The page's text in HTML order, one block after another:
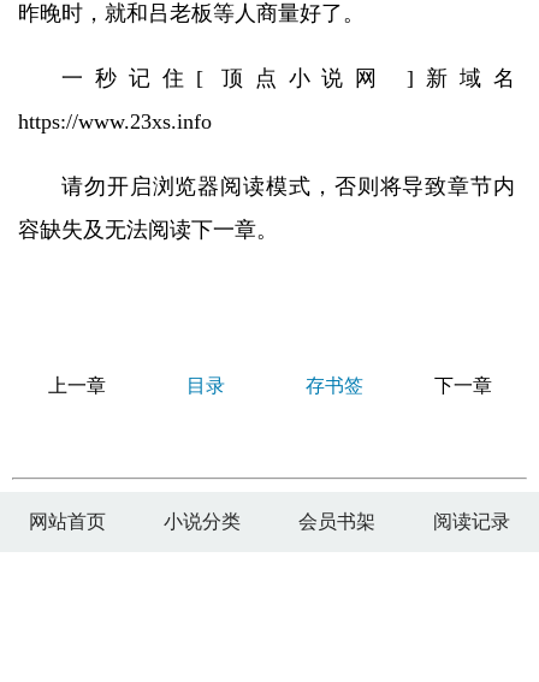
昨晚时，就和吕老板等人商量好了。
一秒记住[ 顶点小说网 ]新域名
https://www.23xs.info
请勿开启浏览器阅读模式，否则将导致章节内
容缺失及无法阅读下一章。
上一章 目录 存书签 下一章
网站首页 小说分类 会员书架 阅读记录